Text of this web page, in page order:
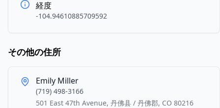
経度
-104.94610885709592
その他の住所
Emily Miller
(719) 498-3166
501 East 47th Avenue, 丹佛县 / 丹佛郡, CO 80216